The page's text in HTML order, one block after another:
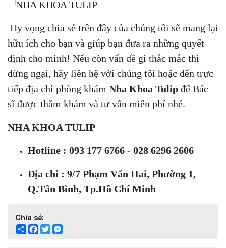
Hy vọng chia sẻ trên đây của chúng tôi sẽ mang lại
hữu ích cho bạn và giúp bạn đưa ra những quyết
định cho mình! Nếu còn vấn đề gì thắc mắc thì
đừng ngại, hãy liên hệ với chúng tôi hoặc đến trực
tiếp địa chỉ phòng khám Nha Khoa Tulip để Bác
sĩ được thăm khám và tư vấn miễn phí nhé.
NHA KHOA TULIP
Hotline : 093 177 6766 - 028 6296 2606
Địa chỉ : 9/7 Phạm Văn Hai, Phường 1,
Q.Tân Bình, Tp.Hồ Chí Minh
Chia sẻ:
ShareFacebook
Twitter